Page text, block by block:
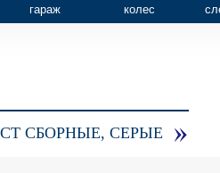
гараж
колес
СБОРНЫЕ, СЕРЫЕ